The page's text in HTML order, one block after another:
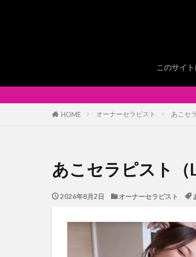
このサイ
HOME オーナーセラピスト あこセ
あこセラピスト（
2026年8月2日 オーナーセラピスト